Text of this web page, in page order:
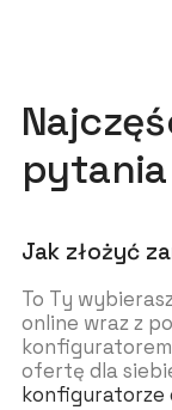
pytania
Jak złożyć
To Ty
online wraz z
ofertę dla
konfiguratorze